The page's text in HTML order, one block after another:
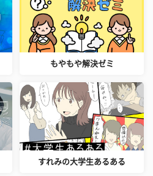
もやもや解決ゼミ
すれみの大学生あるある